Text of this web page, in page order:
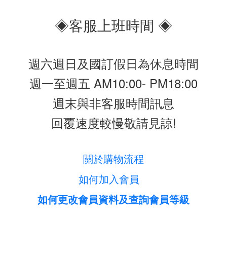
◈客服上班時間 ◈
週六週日及國訂假日為休息時間
週一至週五 AM10:00- PM18:00
週末與非客服時間訊息
回覆速度較慢敬請見諒!
關於購物流程
如何加入會員
如何更改會員資料及查詢會員等級